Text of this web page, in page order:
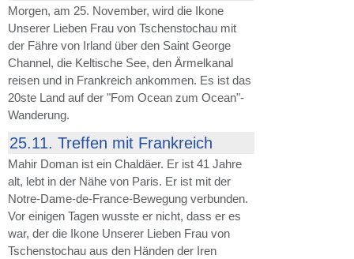
Morgen, am 25. November, wird die Ikone
Unserer Lieben Frau von Tschenstochau mit
der Fähre von Irland über den Saint George
Channel, die Keltische See, den Ärmelkanal
reisen und in Frankreich ankommen. Es ist das
20ste Land auf der "Fom Ocean zum Ocean"-
Wanderung.
25.11. Treffen mit Frankreich
Mahir Doman ist ein Chaldäer. Er ist 41 Jahre
alt, lebt in der Nähe von Paris. Er ist mit der
Notre-Dame-de-France-Bewegung verbunden.
Vor einigen Tagen wusste er nicht, dass er es
war, der die Ikone Unserer Lieben Frau von
Tschenstochau aus den Händen der Iren